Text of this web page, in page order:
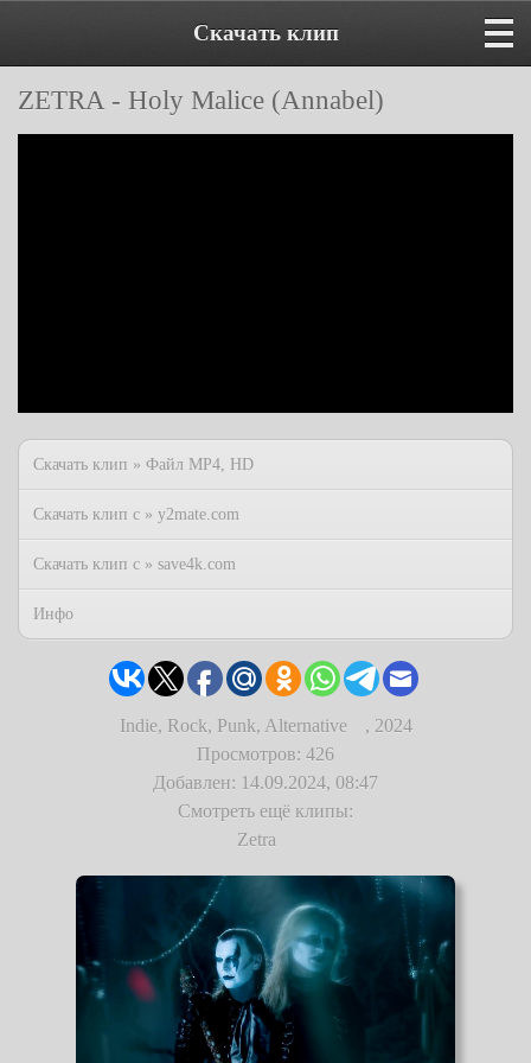
Скачать клип
ZETRA - Holy Malice (Annabel)
Скачать клип » Файл MP4, HD
Скачать клип с » y2mate.com
Скачать клип с » save4k.com
Инфо
Indie, Rock, Punk, Alternative , 2024
Просмотров: 426
Добавлен: 14.09.2024, 08:47
Смотреть ещё клипы:
Zetra